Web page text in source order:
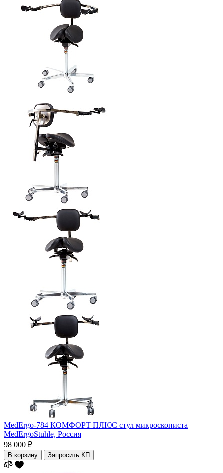
MedErgo-784 КОМФОРТ ПЛЮС стул микроскописта
MedErgoStuhle, Россия
98 000 ₽
В корзину Запросить КП